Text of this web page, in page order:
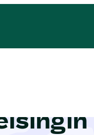
vain Helsingin päärautatieasemalla?